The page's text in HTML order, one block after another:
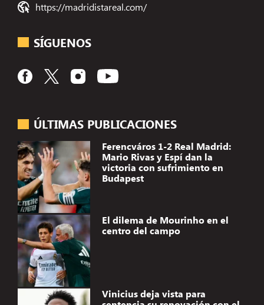
ÚLTIMAS PUBLICACIONES
Ferencváros 1-2 Real Madrid:
Mario Rivas y Espí dan la
victoria con sufrimiento en
Budapest
El dilema de Mourinho en el
centro del campo
Vinicius deja vista para
https://madridistareal.com/
SÍGUENOS